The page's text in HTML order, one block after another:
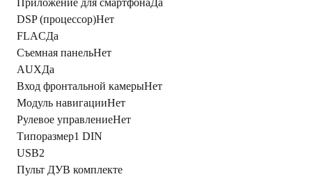
DSP (процессор)Нет
FLACДа
Съемная панельНет
AUXДа
Вход фронтальной камерыНет
Модуль навигацииНет
Рулевое управлениеНет
Типоразмер1 DIN
USB2
Пульт ДУВ комплекте